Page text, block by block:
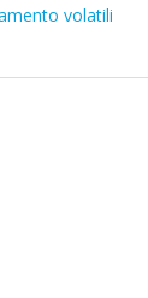
volatili